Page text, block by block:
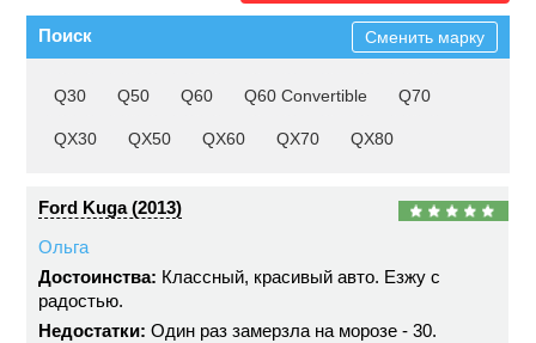
Поиск Сменить марку
Q30 Q50 Q60 Q60 Convertible Q70
QX30 QX50 QX60 QX70 QX80
Ford Kuga (2013)
Ольга
Достоинства: Классный, красивый авто. Езжу с
радостью.
Недостатки: Один раз замерзла на морозе - 30.